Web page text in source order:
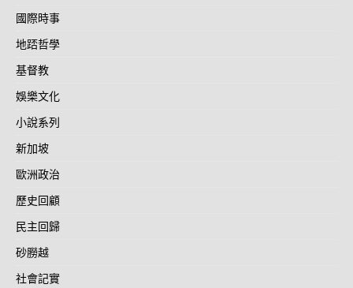
國際時事
地踎哲學
基督教
娛樂文化
小說系列
新加坡
歐洲政治
歷史回顧
民主回歸
砂朥越
社會記實